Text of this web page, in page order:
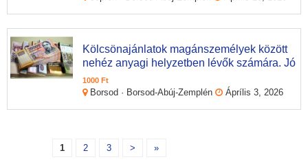
Kölcsönajánlatok magánszemélyek között
nehéz anyagi helyzetben lévők számára. Jó
1000 Ft
Borsod · Borsod-Abúj-Zemplén Áprílis 3, 2026
1 2 3 > »